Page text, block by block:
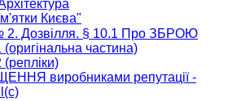
Києва"
Дозвілля. § 10.1 Про ЗБРОЮ
частина)
виробниками репутації -